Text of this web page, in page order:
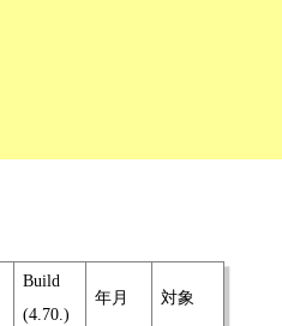
Build
(4.70.)
年月 対象